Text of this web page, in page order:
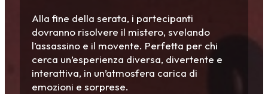
Alla fine della serata, i partecipanti
dovranno risolvere il mistero, svelando
l’assassino e il movente. Perfetta per chi
cerca un’esperienza diversa, divertente e
interattiva, in un’atmosfera carica di
emozioni e sorprese.